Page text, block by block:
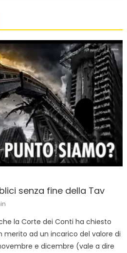
senza fine della Tav
la Corte dei Conti ha chiesto
merito ad un incarico del valore di
e dicembre (vale a dire